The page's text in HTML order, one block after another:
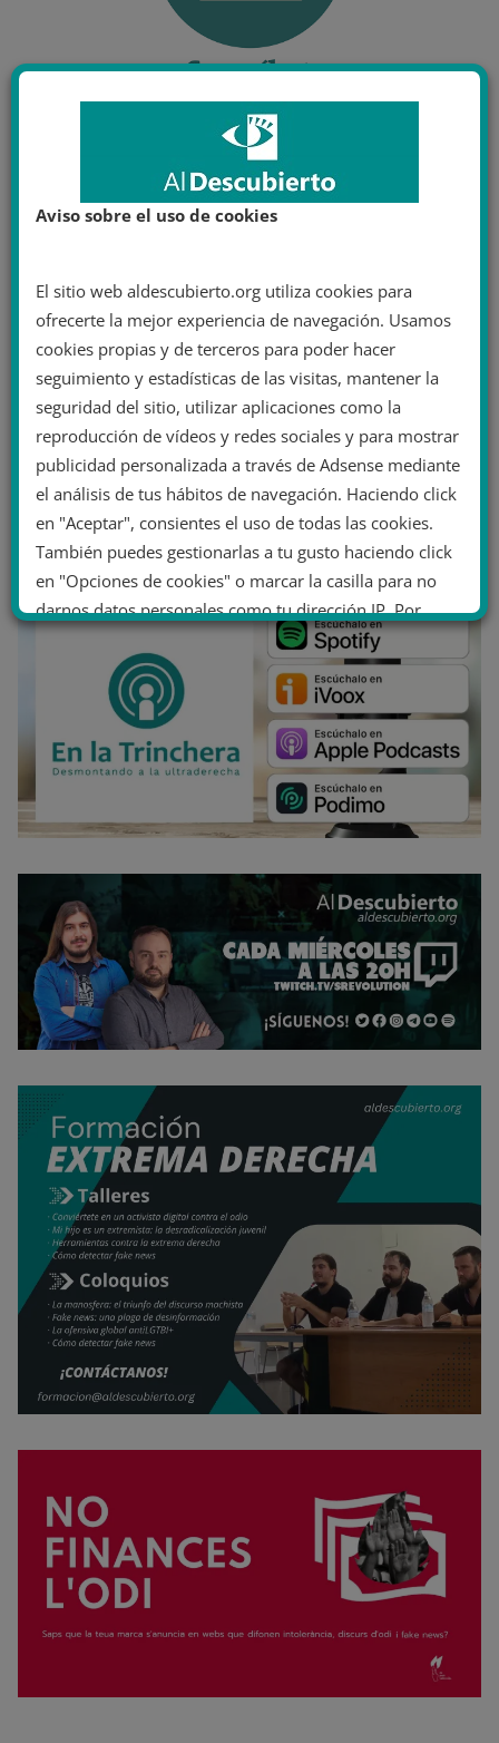
Aviso sobre el uso de cookies
El sitio web aldescubierto.org utiliza cookies para
ofrecerte la mejor experiencia de navegación. Usamos
cookies propias y de terceros para poder hacer
seguimiento y estadísticas de las visitas, mantener la
seguridad del sitio, utilizar aplicaciones como la
reproducción de vídeos y redes sociales y para mostrar
publicidad personalizada a través de Adsense mediante
el análisis de tus hábitos de navegación. Haciendo click
en "Aceptar", consientes el uso de todas las cookies.
También puedes gestionarlas a tu gusto haciendo click
en "Opciones de cookies" o marcar la casilla para no
darnos datos personales como tu dirección IP. Por
último, puedes leer nuestra Política de cookies.
No dar mi información personal
Opciones de cookies Aceptar cookies
Rechazar cookies Política de cookies